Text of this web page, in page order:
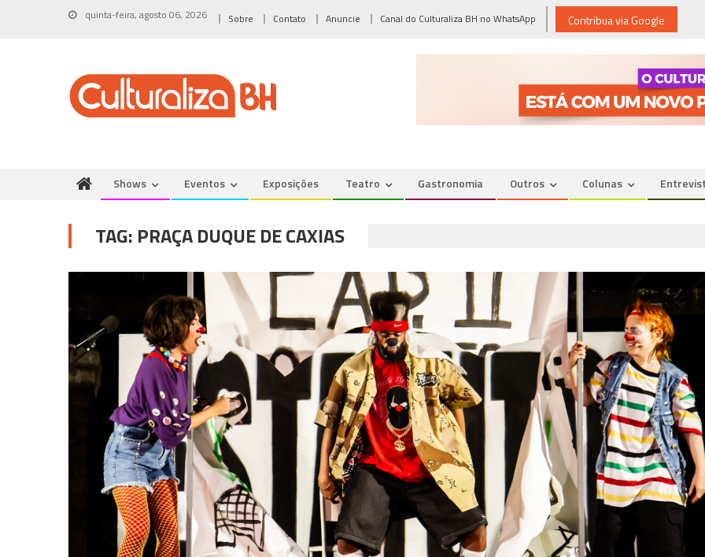
quinta-feira, agosto 06, 2026 Sobre Contato Anuncie Canal do Culturaliza BH no WhatsApp Contribua via Google
Shows Eventos Exposições Teatro Gastronomia Outros Colunas
TAG: PRAÇA DUQUE DE CAXIAS